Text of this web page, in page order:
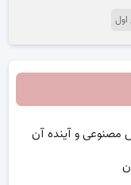
و آینده آن